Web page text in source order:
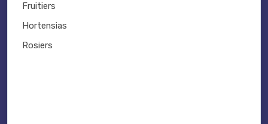
Fruitiers
Hortensias
Rosiers